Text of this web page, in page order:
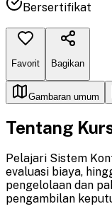
Bersertifikat
Favorit Bagikan
Gambaran umum
Tentang
Pelajari Sistem
evaluasi biaya,
pengelolaan dan
pengambilan